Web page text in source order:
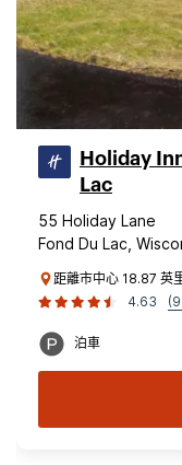
Holiday
Lac
55 Holiday Lane
Fond Du Lac,
距離市中心 18.87 英
4.63
泊車